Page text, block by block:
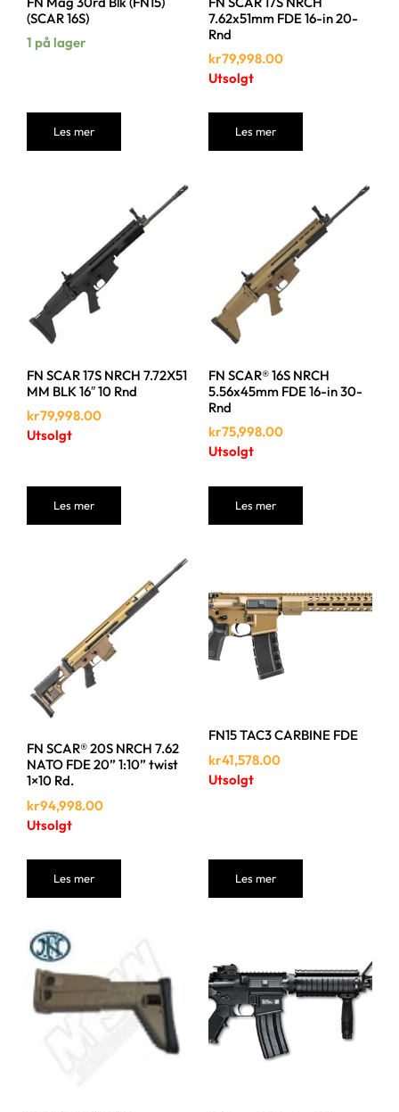
(SCAR 16S)
1 på lager
Les mer
7.62x51mm FDE 16-in 20-
Rnd
kr79,998.00
Utsolgt
Les mer
FN SCAR 17S NRCH 7.72X51
MM BLK 16″ 10 Rnd
kr79,998.00
Utsolgt
Les mer
FN SCAR® 16S NRCH
5.56x45mm FDE 16-in 30-
Rnd
kr75,998.00
Utsolgt
Les mer
FN SCAR® 20S NRCH 7.62
NATO FDE 20” 1:10” twist
1×10 Rd.
kr94,998.00
Utsolgt
Les mer
FN15 TAC3 CARBINE FDE
kr41,578.00
Utsolgt
Les mer